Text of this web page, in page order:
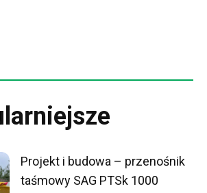
Projekt i budowa – przenośnik
taśmowy SAG PTSk 1000